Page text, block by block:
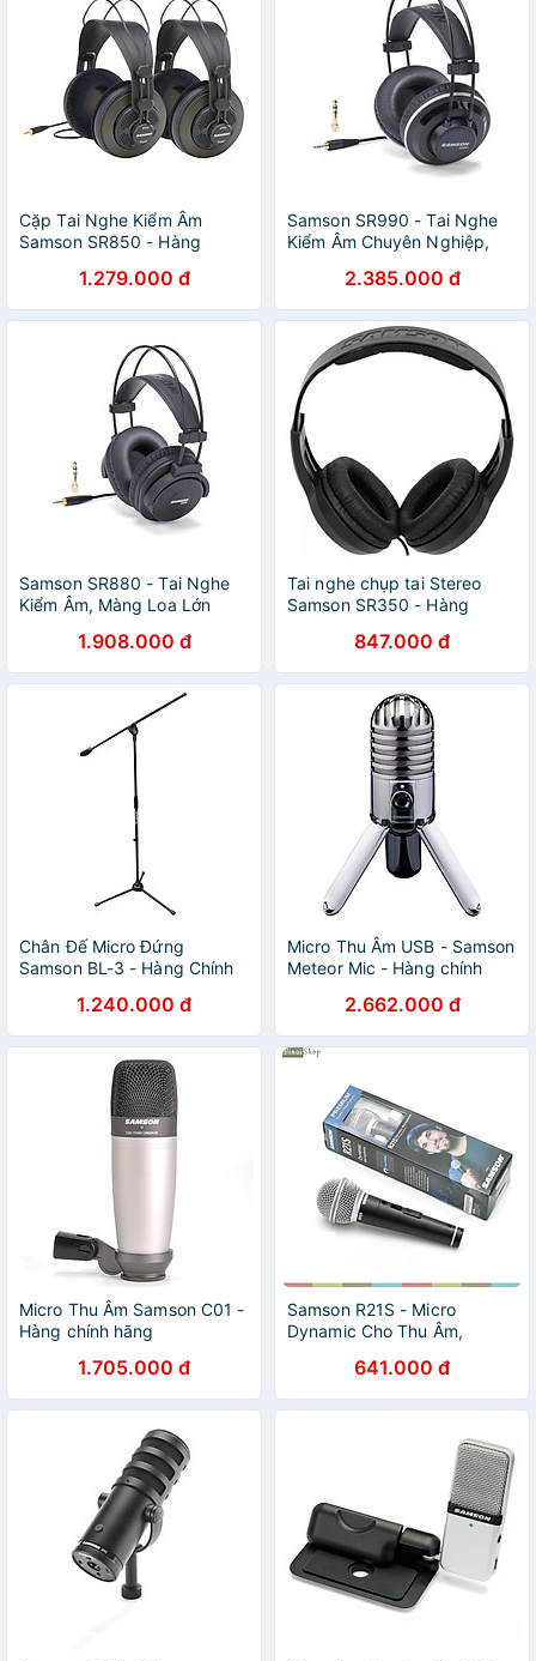
Cặp Tai Nghe Kiểm Âm
Samson SR850 - Hàng
1.279.000 đ
Samson SR990 - Tai Nghe
Kiểm Âm Chuyên Nghiệp,
PU Cao Cấp Dành Cho
Phòng Thu, DJ, Karaoke -
Hàng Chính Hãng
2.385.000 đ
Samson SR880 - Tai Nghe
Kiểm Âm, Màng Loa Lớn
Chuyên Nghiệp, DJ, Hát
Karaoke Trực Tuyến - Hàng
Chính Hãng
1.908.000 đ
Tai nghe chụp tai Stereo
Samson SR350 - Hàng
847.000 đ
Chân Đế Micro Đứng
Samson BL-3 - Hàng Chính
1.240.000 đ
Micro Thu Âm USB - Samson
Meteor Mic - Hàng chính
2.662.000 đ
Micro Thu Âm Samson C01 -
Hàng chính hãng
1.705.000 đ
Samson R21S - Micro
Dynamic Cho Thu Âm,
chính hãng641.000 đ